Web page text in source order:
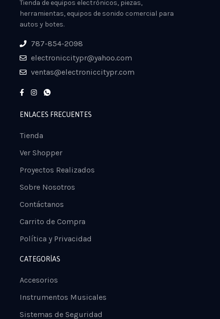
Tienda de equipos electrónicos, piezas,
herramientas, equipos de sonido comercial para
autos y botes.
787-854-2098
electroniccitypr@yahoo.com
ventas@electroniccitypr.com
ENLACES FRECUENTES
Tienda
Ver Shopper
Proyectos Realizados
Sobre Nosotros
Contáctanos
Carrito de Compra
Política y Privacidad
CATEGORÍAS
Accesorios
Instrumentos Musicales
Sistemas de Seguridad